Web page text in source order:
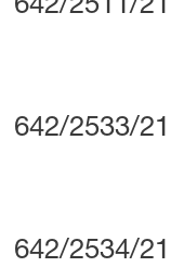
642/2511/21
642/2533/21
642/2534/21